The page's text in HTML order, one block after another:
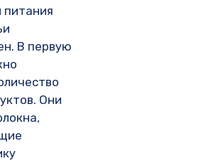
питания
В первую
Они